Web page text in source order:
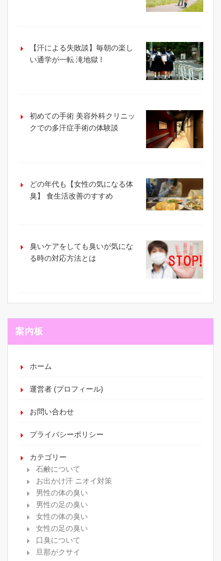
【汗による失敗談】毎朝の楽し
い通学が一転 滝地獄 !
初めての手術 美容外科クリニッ
クでの多汗症手術の体験談
どの年代も【女性の気になる体
臭】 食生活改善のすすめ
臭いケアをしても臭いが気にな
る時の対応方法とは
案内板
ホーム
運営者 (プロフィール)
お問い合わせ
プライバシーポリシー
カテゴリー
石鹸について
お出かけ汗 ニオイ対策
男性の体の臭い
男性の足の臭い
女性の体の臭い
女性の足の臭い
口臭について
旦那がクサイ